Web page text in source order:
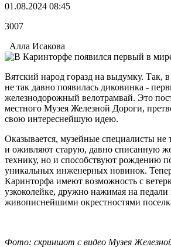
01.08.2024 08:45
3007
Алла Исакова
Вятский народ горазд на выдумку. Так,
не так давно появилась диковинка -
железнодорожный велотрамвай. Это
местного Музея Железной Дороги,
свою интереснейшую идею.
Оказывается, музейные специалисты не
и оживляют старую, давно списанную
технику, но и способствуют рождению
уникальных инженерных новинок.
Каринторфа имеют возможность с
узкоколейке, дружно нажимая на педали
живописнейшими окрестностями
Фото: скриншот с видео Музея